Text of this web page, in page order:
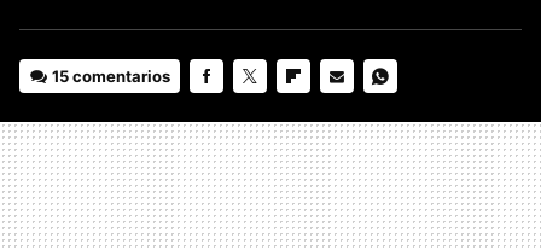
15 comentarios
MAIL